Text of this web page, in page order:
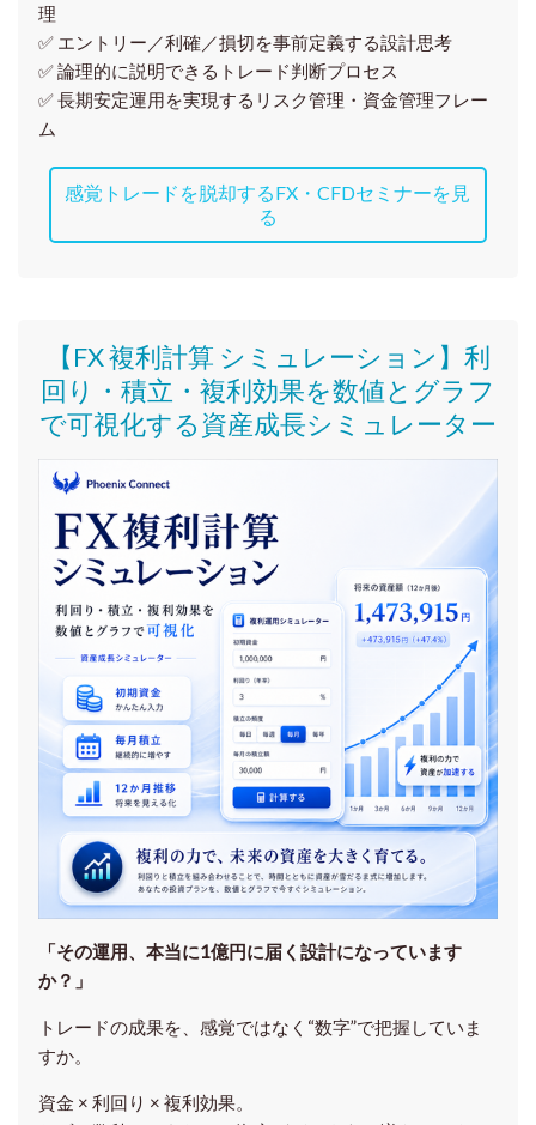
理
✅ エントリー／利確／損切を事前定義する設計思考
✅ 論理的に説明できるトレード判断プロセス
✅ 長期安定運用を実現するリスク管理・資金管理フレー
ム
感覚トレードを脱却するFX・CFDセミナーを見
る
【FX 複利計算 シミュレーション】利
回り・積立・複利効果を数値とグラフ
で可視化する資産成長シミュレーター
「その運用、本当に1億円に届く設計になっています
か？」
トレードの成果を、感覚ではなく“数字”で把握していま
すか。
資金 × 利回り × 複利効果。